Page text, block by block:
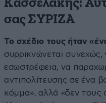
Κασσελάκης:
σας ΣΥΡΙΖΑ
Το σχέδιο τους ήταν
συρρικνώνεται
εσωστρέφεια, να
αντιπολίτευσης σε ένα
κόμμα», αλλά «δεν τους